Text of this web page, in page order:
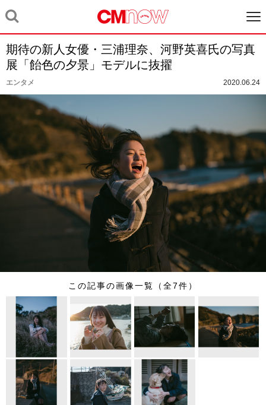
期待の新人女優・三浦理奈、河野英喜氏の写真
展「飴色の夕景」モデルに抜擢
エンタメ 2020.06.24
この記事の画像一覧（全7件）